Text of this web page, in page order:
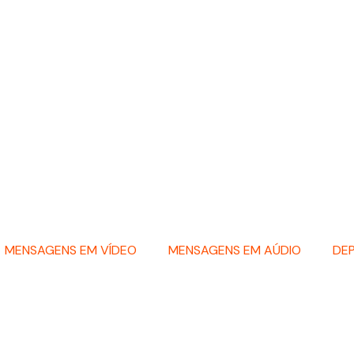
MENSAGENS EM VÍDEO MENSAGENS EM AÚDIO